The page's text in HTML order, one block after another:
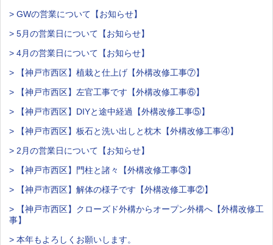
> GWの営業について【お知らせ】
> 5月の営業日について【お知らせ】
> 4月の営業日について【お知らせ】
> 【神戸市西区】植栽と仕上げ【外構改修工事⑦】
> 【神戸市西区】左官工事です【外構改修工事⑥】
> 【神戸市西区】DIYと途中経過【外構改修工事⑤】
> 【神戸市西区】板石と洗い出しと枕木【外構改修工事④】
> 2月の営業日について【お知らせ】
> 【神戸市西区】門柱と諸々【外構改修工事③】
> 【神戸市西区】解体の様子です【外構改修工事②】
> 【神戸市西区】クローズド外構からオープン外構へ【外構改修工
事】
> 本年もよろしくお願いします。